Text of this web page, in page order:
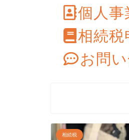
個人
相続
お問
相続税